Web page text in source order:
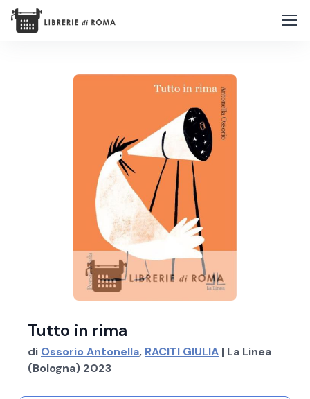
Tutto in rima
di Ossorio Antonella, RACITI GIULIA | La Linea
(Bologna) 2023